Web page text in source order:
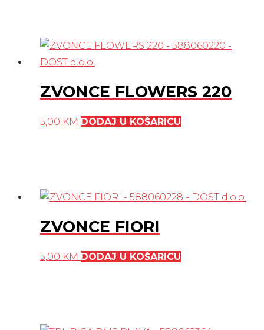
ZVONCE FLOWERS 220
5,00 KM DODAJ U KOŠARICU
ZVONCE FIORI
5,00 KM DODAJ U KOŠARICU